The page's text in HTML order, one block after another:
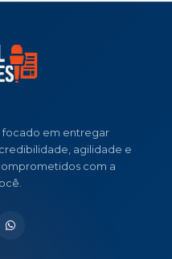
focado em entregar
agilidade e
com a